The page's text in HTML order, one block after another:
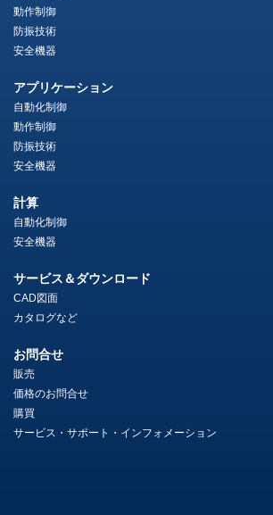
動作制御
防振技術
安全機器
アプリケーション
自動化制御
動作制御
防振技術
安全機器
計算
自動化制御
安全機器
サービス＆ダウンロード
CAD図面
カタログなど
お問合せ
販売
価格のお問合せ
購買
サービス・サポート・インフォメーション